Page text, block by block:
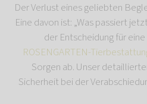
Der Verlust eines geliebten
Eine davon ist: „Was passiert
der Entscheidung für eine
ROSENGARTEN-
Sorgen ab. Unser
Sicherheit bei der